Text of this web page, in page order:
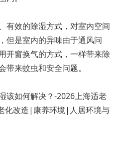
有效的除湿方式，对室内空间
但是室内的异味由于通风问
开窗换气的方式，一样带来除
来蚊虫和安全问题。